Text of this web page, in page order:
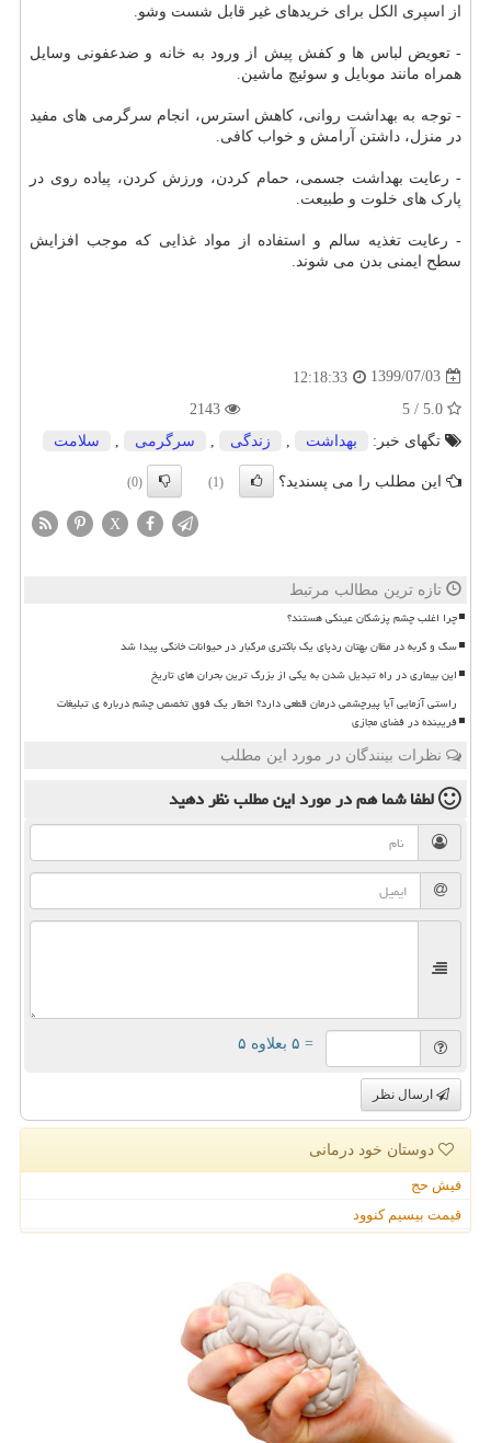
از اسپری الکل برای خریدهای غیر قابل شست وشو.
- تعویض لباس ها و کفش پیش از ورود به خانه و ضدعفونی وسایل
همراه مانند موبایل و سوئیچ ماشین.
- توجه به بهداشت روانی، کاهش استرس، انجام سرگرمی های مفید
در منزل، داشتن آرامش و خواب کافی.
- رعایت بهداشت جسمی، حمام کردن، ورزش کردن، پیاده روی در
پارک های خلوت و طبیعت.
- رعایت تغذیه سالم و استفاده از مواد غذایی که موجب افزایش
سطح ایمنی بدن می شوند.
1399/07/03
12:18:33
تگهای خبر:
بهداشت , زندگی , سرگرمی , سلامت
این مطلب را می پسندید؟ (1)
(0)
X
تازه ترین مطالب مرتبط
چرا اغلب چشم پزشکان عینکی هستند؟
سگ و گربه در مظان بهتان ردپای یک باکتری مرگبار در حیوانات خانگی پیدا شد
این بیماری در راه تبدیل شدن به یکی از بزرگ ترین بحران های تاریخ
راستی آزمایی آیا پیرچشمی درمان قطعی دارد؟ اخطار یک فوق تخصص چشم درباره ی تبلیغات
فریبنده در فضای مجازی
نظرات بینندگان در مورد این مطلب
لطفا شما همدر مورد این مطلبنظر دهید
= ۵ بعلاوه ۵
ارسال نظر
دوستان خود درمانی
فیش حج
قیمت بیسیم کنوود